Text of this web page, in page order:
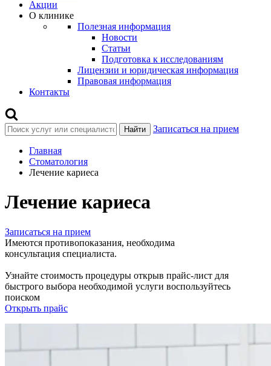
Акции
О клинике
Полезная информация
Новости
Статьи
Подготовка к исследованиям
Лицензии и юридическая информация
Правовая информация
Контакты
Найти Записаться на прием
Главная
Стоматология
Лечение кариеса
Лечение кариеса
Записаться на прием
Имеются противопоказания, необходима
консультация специалиста.
Узнайте стоимость процедуры открыв прайс-лист для
быстрого выбора необходимой услуги воспользуйтесь
поиском
Открыть прайс